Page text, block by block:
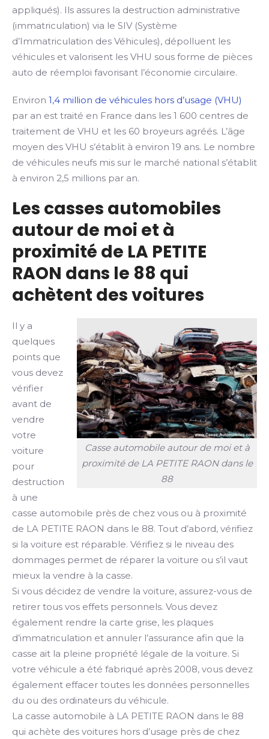
appliqués). Ils assures la destruction administrative
(immatriculation) via le SIV (Système
d’Immatriculation des Véhicules), dépolluent les
véhicules et valorisent les VHU sous forme de pièces
auto de réemploi favorisant l’économie circulaire.
Environ 1,4 million de véhicules hors d’usage (VHU)
par an est traité en France dans les 1 600 centres de
traitement de VHU et les 60 broyeurs agréés. L’âge
moyen des VHU s’établit à environ 19 ans. Le nombre
de véhicules neufs mis sur le marché national s’établit
à environ 2,5 millions par an.
Les casses automobiles
autour de moi et à
proximité de LA PETITE
RAON dans le 88 qui
achètent des voitures
Casse automobile autour de moi et à
proximité de LA PETITE RAON dans le
88
Il y a
quelques
points que
vous devez
vérifier
avant de
vendre
votre
voiture
pour
destruction
à une
casse automobile près de chez vous ou à proximité
de LA PETITE RAON dans le 88. Tout d’abord, vérifiez
si la voiture est réparable. Vérifiez si le niveau des
dommages permet de réparer la voiture ou s’il vaut
mieux la vendre à la casse.
Si vous décidez de vendre la voiture, assurez-vous de
retirer tous vos effets personnels. Vous devez
également rendre la carte grise, les plaques
d’immatriculation et annuler l’assurance afin que la
casse ait la pleine propriété légale de la voiture. Si
votre véhicule a été fabriqué après 2008, vous devez
également effacer toutes les données personnelles
du ou des ordinateurs du véhicule.
La casse automobile à LA PETITE RAON dans le 88
qui achète des voitures hors d’usage près de chez